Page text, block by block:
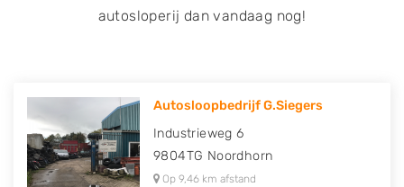
autosloperij dan vandaag nog!
Autosloopbedrijf G.Siegers
Industrieweg 6
9804TG Noordhorn
Op 9,46 km afstand